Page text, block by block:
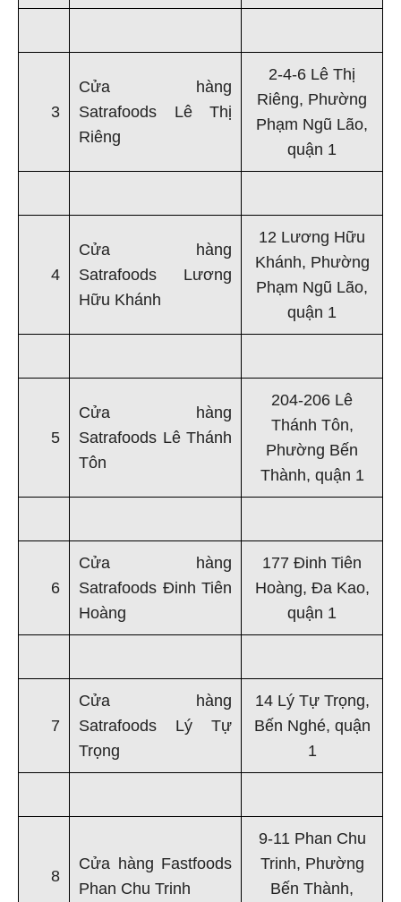
3
Cửa hàng
Satrafoods Lê Thị
Riêng
2-4-6 Lê Thị
Riêng, Phường
Phạm Ngũ Lão,
quận 1
4
Cửa hàng
Satrafoods Lương
Hữu Khánh
12 Lương Hữu
Khánh, Phường
Phạm Ngũ Lão,
quận 1
5
Cửa hàng
Satrafoods Lê Thánh
Tôn
204-206 Lê
Thánh Tôn,
Phường Bến
Thành, quận 1
6
Cửa hàng
Satrafoods Đinh Tiên
Hoàng
177 Đinh Tiên
Hoàng, Đa Kao,
quận 1
7
Cửa hàng
Satrafoods Lý Tự
Trọng
14 Lý Tự Trọng,
Bến Nghé, quận
1
8
Cửa hàng Fastfoods
Phan Chu Trinh
9-11 Phan Chu
Trinh, Phường
Bến Thành,